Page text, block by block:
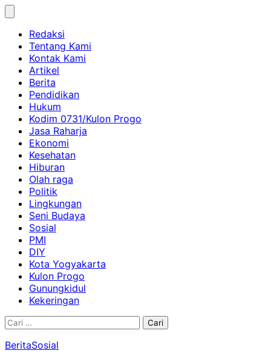
Skip
contentRedaksi
Tentang Kami
Kontak Kami
Artikel
Berita
Pendidikan
Hukum
Kodim 0731/Kulon Progo
Jasa Raharja
Ekonomi
Kesehatan
Hiburan
Olah raga
Politik
Lingkungan
Seni Budaya
Sosial
PMI
DIY
Kota Yogyakarta
Kulon Progo
Gunungkidul
Kekeringan
Cari
BeritaSosial